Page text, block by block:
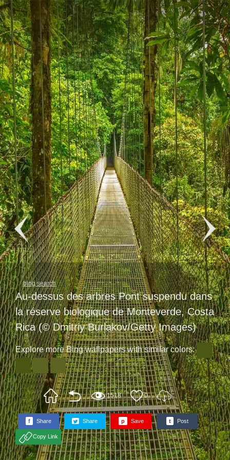
bing search
Au-dessus des arbres Pont suspendu dans
la réserve biologique de Monteverde, Costa
Rica (© Dmitriy Burlakov/Getty Images)
Explore more Bing wallpapers with similar colors:
1518 0
f Share Share p Save t Post
Copy Link